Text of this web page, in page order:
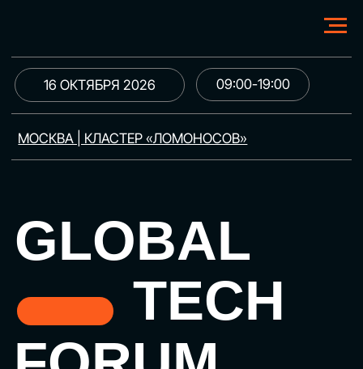
МОСКВА | КЛАСТЕР «ЛОМОНОСОВ»
GLOBAL
TECH
FORUM
Цифровая трансформация
и автоматизация бизнеса
09:00-19:00
16 ОКТЯБРЯ 2026